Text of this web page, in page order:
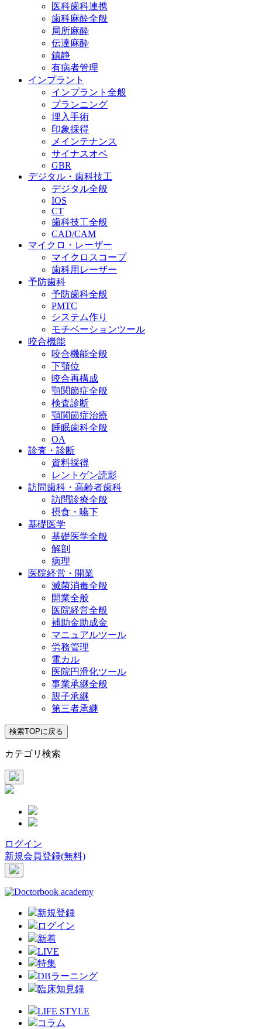
医科歯科連携
歯科麻酔全般
局所麻酔
伝達麻酔
鎮静
有病者管理
インプラント
インプラント全般
プランニング
埋入手術
印象採得
メインテナンス
サイナスオペ
GBR
デジタル・歯科技工
デジタル全般
IOS
CT
歯科技工全般
CAD/CAM
マイクロ・レーザー
マイクロスコープ
歯科用レーザー
予防歯科
予防歯科全般
PMTC
システム作り
モチベーションツール
咬合機能
咬合機能全般
下顎位
咬合再構成
顎関節症全般
検査診断
顎関節症治療
睡眠歯科全般
OA
診査・診断
資料採得
レントゲン読影
訪問歯科・高齢者歯科
訪問診療全般
摂食・嚥下
基礎医学
基礎医学全般
解剖
病理
医院経営・開業
滅菌消毒全般
開業全般
医院経営全般
補助金助成金
マニュアルツール
労務管理
電カル
医院円滑化ツール
事業承継全般
親子承継
第三者承継
検索TOPに戻る
カテゴリ検索
ログイン
新規会員登録(無料)
新規登録
ログイン
新着
LIVE
特集
DBラーニング
臨床知見録
LIFE STYLE
コラム